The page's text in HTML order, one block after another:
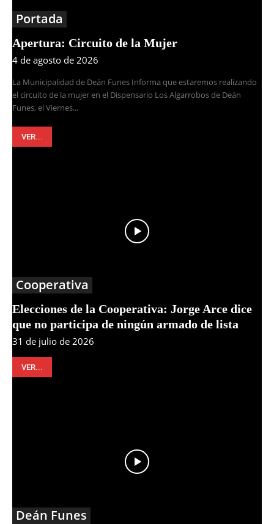
Portada
Apertura: Circuito de la Mujer
4 de agosto de 2026
La Municipalidad de Deán Funes Informa que estaremos realizando
el circuito de la mujer en el Dispensario Los Algarrobos de Deán
Funes, el Viernes...
VER...
Cooperativa
Elecciones de la Cooperativa: Jorge Arce dice
que no participa de ningún armado de lista
31 de julio de 2026
VER...
Deán Funes